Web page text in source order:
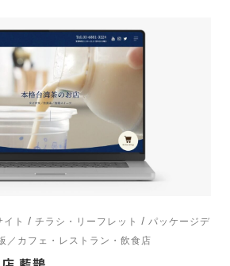
イト / チラシ・リーフレット / パッケージデ
／カフェ・レストラン・飲食店